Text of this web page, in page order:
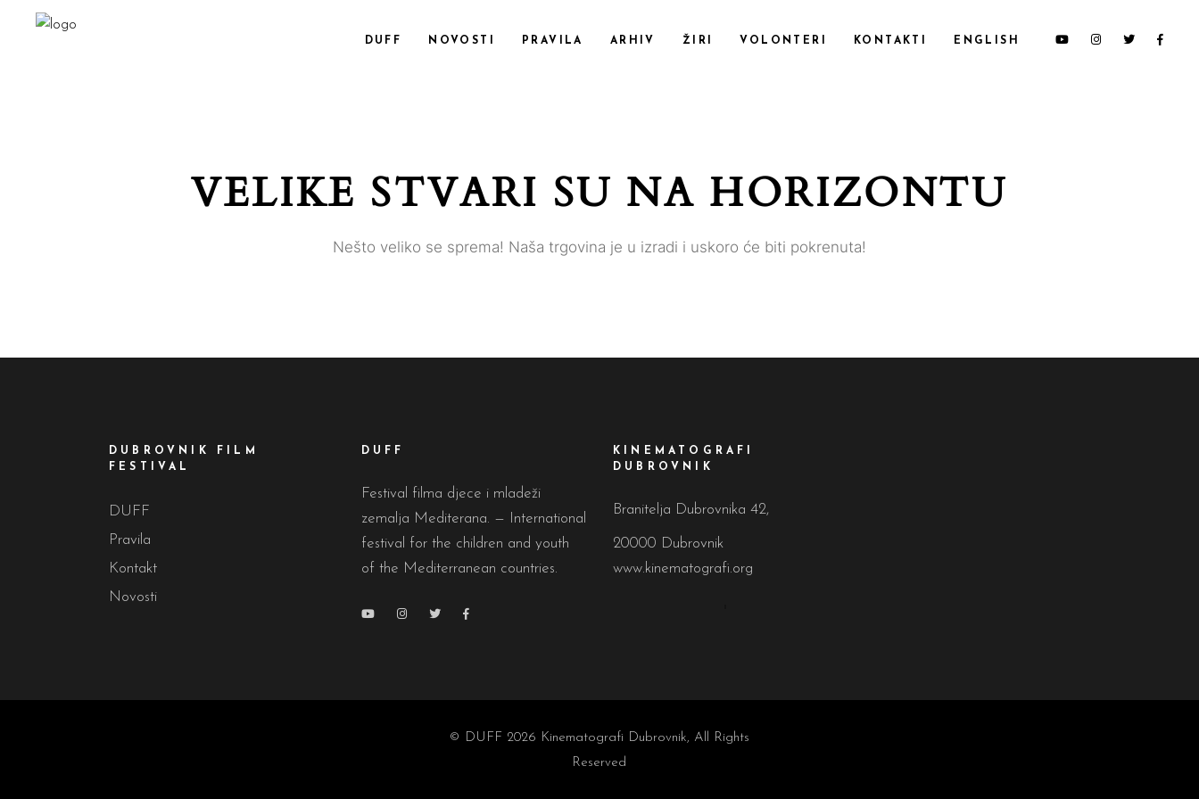
DUFF NOVOSTI PRAVILA ARHIV ŽIRI VOLONTERI KONTAKTI ENGLISH
VELIKE STVARI SU NA HORIZONTU
Nešto veliko se sprema! Naša trgovina je u izradi i uskoro će biti pokrenuta!
DUBROVNIK FILM
FESTIVAL
DUFF
Pravila
Kontakt
Novosti
DUFF
Festival filma djece i mladeži
zemalja Mediterana. — International
festival for the children and youth
of the Mediterranean countries.
KINEMATOGRAFI
DUBROVNIK
Branitelja Dubrovnika 42,
20000 Dubrovnik
www.kinematografi.org
© DUFF 2026 Kinematografi Dubrovnik, All Rights
Reserved